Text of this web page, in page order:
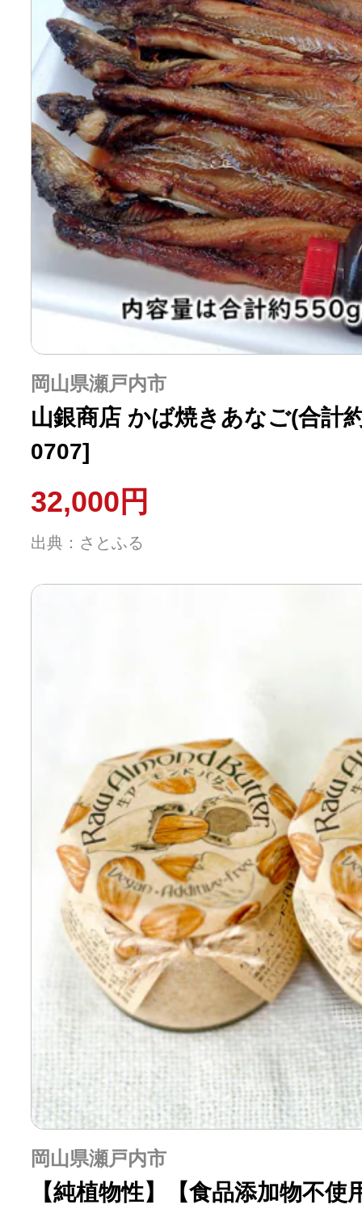
岡山県瀬戸内市
山銀商店 かば焼きあなご(合計
0707]
32,000円
出典：さとふる
岡山県瀬戸内市
【純植物性】【食品添加物不